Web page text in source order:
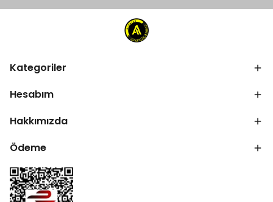
Kategoriler
Hesabım
Hakkımızda
Ödeme